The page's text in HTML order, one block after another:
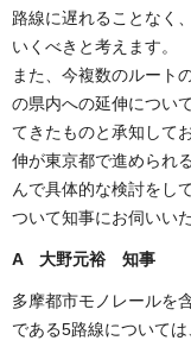
路線に遅れることなく
いくべきと考えます。
また、今複数のルート
の県内への延伸につい
てきたものと承知して
伸が東京都で進められ
んで具体的な検討をし
ついて知事にお伺いい
A 大野元裕 知事
多摩都市モノレールを
である5路線について